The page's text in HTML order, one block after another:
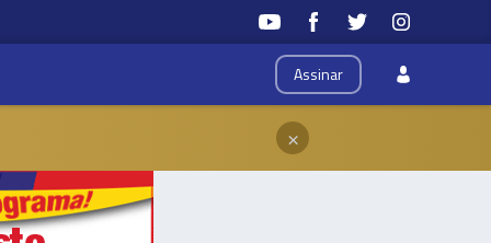
Assinar
×